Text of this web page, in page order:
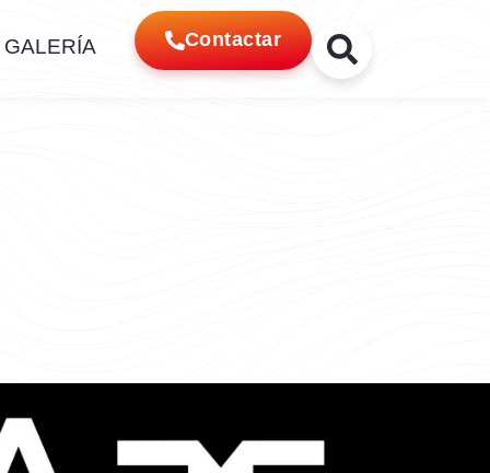
GALERÍA Contactar